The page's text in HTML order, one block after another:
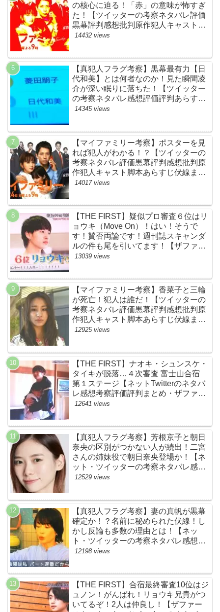
の核心に迫る！「赤」の意味が怖すぎ
た！【ツイッターの考察ネタバレ評価
黒幕評判感想批判原作犯人キャスト脚
本あらすじ伏線まとめ】
14432 views
【真犯人フラグ考察】黒幕最有力【日
代和美】とは何者なのか！見た瞬間凌
介が深い眠りに落ちた！【ツイッター
の考察ネタバレ感想評価評判あらすじ
原作犯人キャスト黒幕伏線まとめ】
14345 views
【マイファミリー考察】ポスターを見
れば犯人がわかる！？【ツイッターの
考察ネタバレ評価黒幕評判感想批判原
作犯人キャスト脚本あらすじ伏線まと
め】
14017 views
【THE FIRST】疑似プロ審査６位はリ
ョウキ（Move On）！はい！そうで
す！賛否両論です！週刊誌スキャンダ
ルの件も尾を引いてます！【ザファー
スト・ネットのネタバレ感想考察まと
13039 views
【マイファミリー考察】香菜子と三輪
が死亡！犯人は誰だ！【ツイッターの
考察ネタバレ評価黒幕評判感想批判原
作犯人キャスト脚本あらすじ伏線まと
め】
12925 views
【THE FIRST】ナオキ・シュンスケ・
タイキが脱落…４次審査 富士山合宿
第１ステージ【ネットTwitterのネタバ
レ感想考察評価評判まとめ・ザファー
スト・スッキリ・BE:FIRST・ビーフ
12641 views
【真犯人フラグ考察】芳根京子と朝日
奈央の区別がつかない人が続出！二宮
さんの姉妹役で朝日奈央登場か！【ネ
ット・ツイッターの考察ネタバレ感想
評価評判あらすじ原作犯人キャスト黒
12529 views
【真犯人フラグ考察】妻の真帆が黒幕
確定か！？名前に秘められた伏線！し
かし反論も多数の理由とは！【ネッ
ト・ツイッターの考察ネタバレ感想評
価評判あらすじ原作犯人キャスト黒幕
12198 views
【THE FIRST】合宿最終審査10位はジ
ュノン！がんばれ！リョウキ兄貴がつ
いてるぞ！2人は仲良し！【ザファー